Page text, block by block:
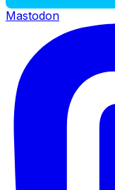
Mastodon